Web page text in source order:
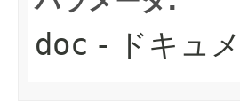
doc - ドキュ